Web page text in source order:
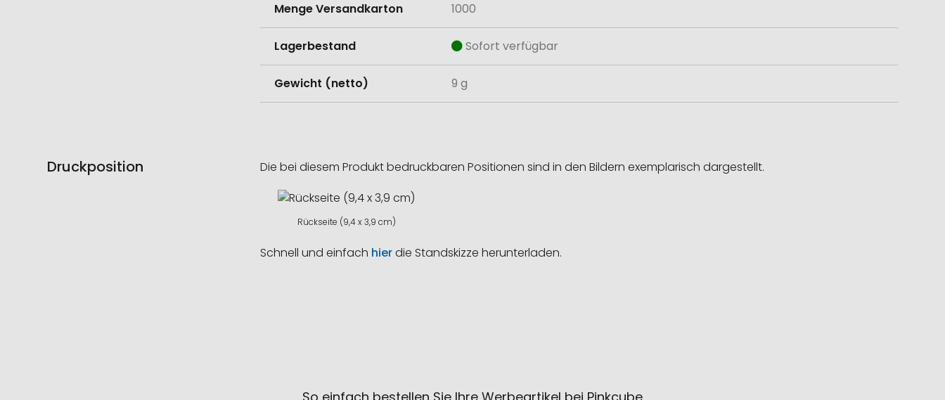
Menge Versandkarton 1000
Lagerbestand Sofort verfügbar
Gewicht (netto) 9 g
Druckposition Die bei diesem Produkt bedruckbaren Positionen sind in den Bildern exemplarisch dargestellt.
Rückseite (9,4 x 3,9 cm)
Schnell und einfach hierdie Standskizze herunterladen.